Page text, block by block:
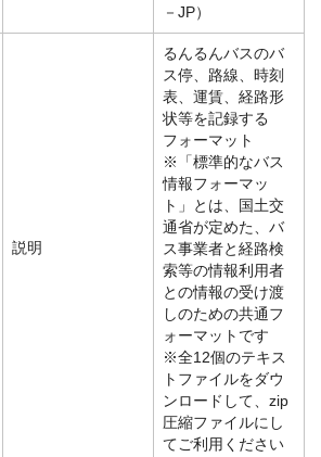
－JP）
説明
るんるんバスのバ
ス停、路線、時刻
表、運賃、経路形
状等を記録する
フォーマット
※「標準的なバス
情報フォーマッ
ト」とは、国土交
通省が定めた、バ
ス事業者と経路検
索等の情報利用者
との情報の受け渡
しのための共通フ
ォーマットです
※全12個のテキス
トファイルをダウ
ンロードして、zip
圧縮ファイルにし
てご利用ください